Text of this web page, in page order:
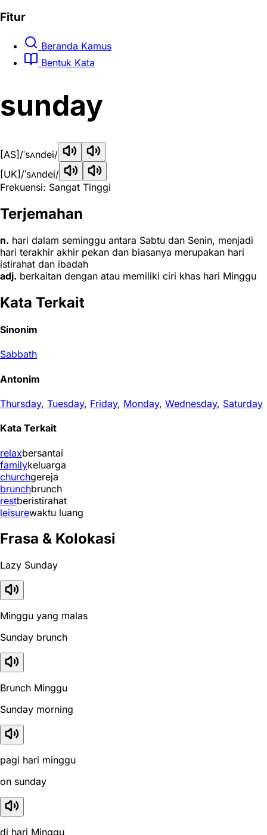
Fitur
Beranda Kamus
Bentuk Kata
sunday
[AS] /ˈsʌndei/
[UK] /ˈsʌndei/
Frekuensi: Sangat Tinggi
Terjemahan
n. hari dalam seminggu antara Sabtu dan Senin, menjadi
hari terakhir akhir pekan dan biasanya merupakan hari
istirahat dan ibadah
adj. berkaitan dengan atau memiliki ciri khas hari Minggu
Kata Terkait
Sinonim
Sabbath
Antonim
Thursday, Tuesday, Friday, Monday, Wednesday, Saturday
Kata Terkait
relaxbersantai
familykeluarga
churchgereja
brunchbrunch
restberistirahat
leisurewaktu luang
Frasa & Kolokasi
Lazy Sunday
Minggu yang malas
Sunday brunch
Brunch Minggu
Sunday morning
pagi hari minggu
on sunday
di hari Minggu